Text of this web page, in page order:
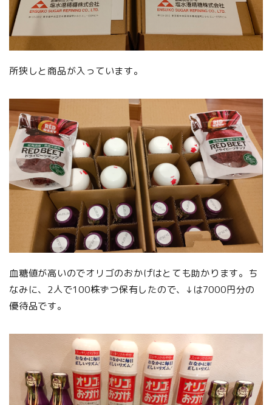
所狭しと商品が入っています。
血糖値が高いのでオリゴのおかげはとても助かります。ち
なみに、2人で100株ずつ保有したので、↓は7000円分の
優待品です。